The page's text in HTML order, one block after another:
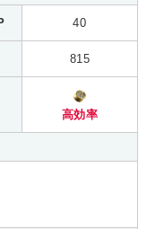
40
815
高効率